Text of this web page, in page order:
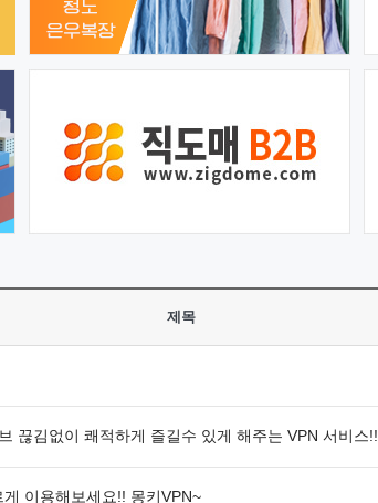
제목
끊김없이 쾌적하게 즐길수 있게 해주는 VPN 서비스!!
이용해보세요!! 몽키VPN~